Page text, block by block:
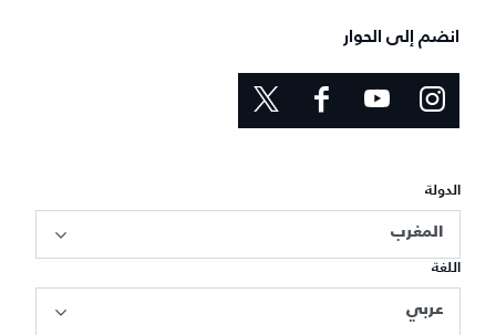
انضم إلى الحوار
الدولة
المغرب
اللغة
عربي